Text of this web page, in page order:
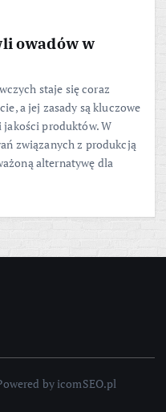
owadów w
staje się coraz
a jej zasady są kluczowe
jakości produktów. W
związanych z produkcją
alternatywę dla
by icomSEO.pl